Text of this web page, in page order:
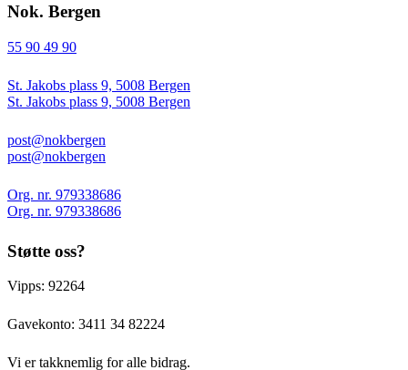
Nok. Bergen
55 90 49 90
St. Jakobs plass 9, 5008 Bergen
St. Jakobs plass 9, 5008 Bergen
post@nokbergen
post@nokbergen
Org. nr. 979338686
Org. nr. 979338686
Støtte oss?
Vipps: 92264
Gavekonto: 3411 34 82224
Vi er takknemlig for alle bidrag.